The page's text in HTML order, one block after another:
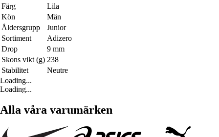
Färg
Lila
Kön
Män
Åldersgrupp
Junior
Sortiment
Adizero
Drop
9 mm
Skons vikt (g) 238
Stabilitet
Neutre
Loading...
Loading...
Alla våra varumärken